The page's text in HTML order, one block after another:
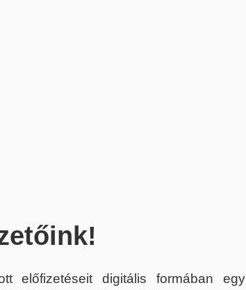
előfizetéseit digitális formában egy